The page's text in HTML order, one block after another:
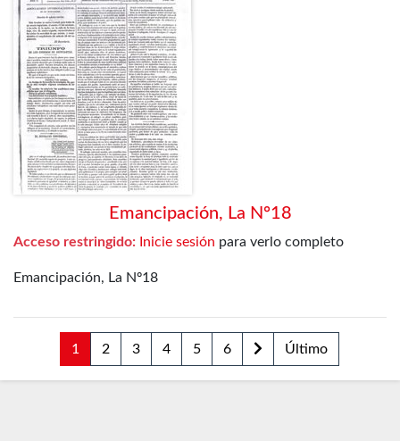
Emancipación, La Nº18
Acceso restringido: Inicie sesión para verlo completo
Emancipación, La Nº18
1 2 3 4 5 6 Último